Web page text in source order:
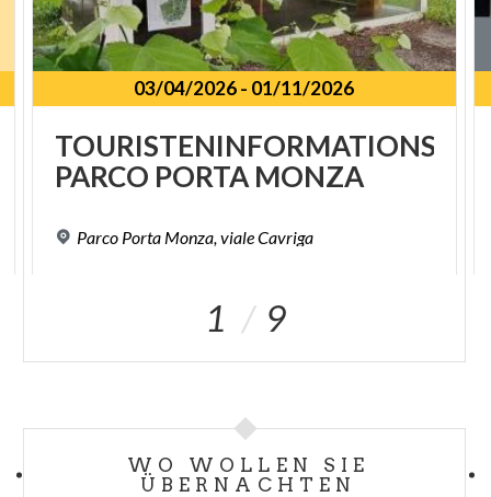
03/04/2026- 01/11/2026
PARCO PORTA MONZA
Parco Porta Monza,vialeCavriga
1 9
WO WOLLEN SIE
ÜBERNACHTEN